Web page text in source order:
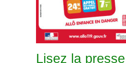
Lisez la